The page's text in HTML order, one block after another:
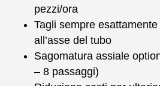
pezzi/ora
Tagli sempre
all’asse del tubo
Sagomatura assiale
– 8 passaggi)